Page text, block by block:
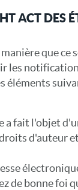
ACT DES
que
les
éléments
a fait l'objet
d'auteur
de bonne